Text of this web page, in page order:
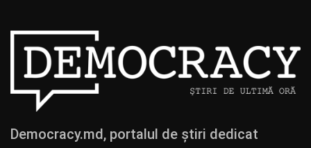
Democracy.md, portalul de știri dedicat